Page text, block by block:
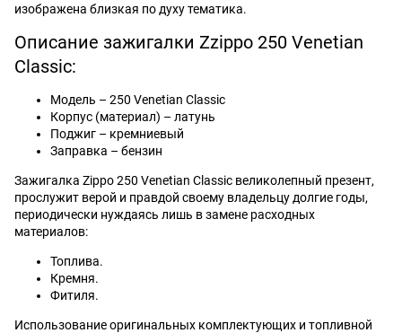
изображена близкая по духу тематика.
Описание зажигалки Zzippo 250 Venetian
Classic:
Модель – 250 Venetian Classic
Корпус (материал) – латунь
Поджиг – кремниевый
Заправка – бензин
Зажигалка Zippo 250 Venetian Classic великолепный презент,
прослужит верой и правдой своему владельцу долгие годы,
периодически нуждаясь лишь в замене расходных
материалов:
Топлива.
Кремня.
Фитиля.
Использование оригинальных комплектующих и топливной